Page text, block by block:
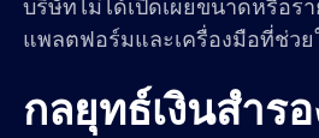
บริษัทไม่ได้เปิดเผยขนาดหรือร
แพลตฟอร์มและเครื่องมือที่ช่ว
กลยุทธ์เงินสำร